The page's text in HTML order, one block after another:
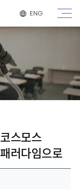
ENG
스모스
러다임으로